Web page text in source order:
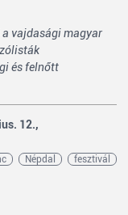
a vajdasági magyar
és felnőtt
12.,
Népdal fesztivál